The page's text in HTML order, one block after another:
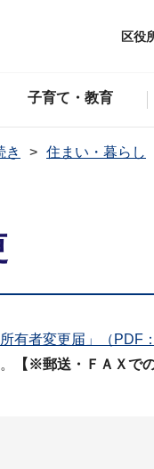
区役
子育て・教育
き 住まい・暮らし
所有者変更届」（PDF
【※郵送・ＦＡＸで